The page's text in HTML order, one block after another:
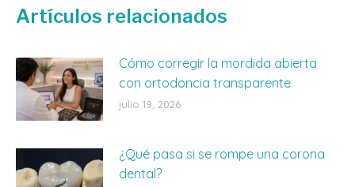
Artículos relacionados
Cómo corregir la mordida abierta
con ortodoncia transparente
julio 19, 2026
¿Qué pasa si se rompe una corona
dental?